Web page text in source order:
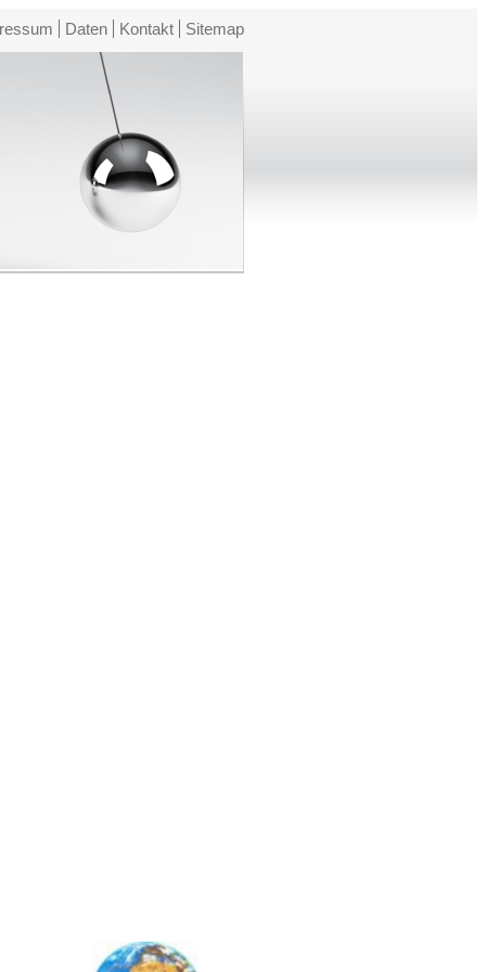
Daten Kontakt Sitemap